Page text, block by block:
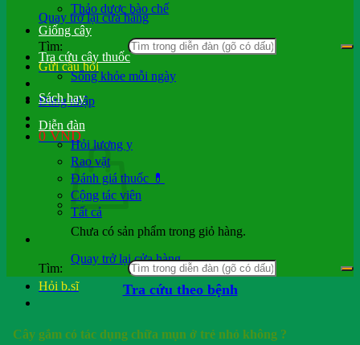
Quay trở lại cửa hàng
Tìm:
Gửi câu hỏi
Đăng nhập
0VND
Chưa có sản phẩm trong giỏ hàng.
Quay trở lại cửa hàng
Hỏi b.sĩ
Thảo dược bào chế
Giống cây
Tra cứu cây thuốc
Sống khỏe mỗi ngày
Sách hay
Diễn đàn
Hỏi lương y
Rao vặt
Đánh giá thuốc 💊
Cộng tác viên
Tất cả
Tìm:
Tra cứu theo bệnh
Cây gắm có tác dụng chữa mụn ở trẻ nhỏ không ?